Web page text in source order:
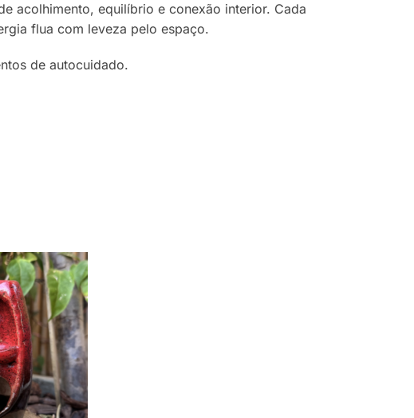
acolhimento, equilíbrio e conexão interior. Cada
flua com leveza pelo espaço.
de autocuidado.